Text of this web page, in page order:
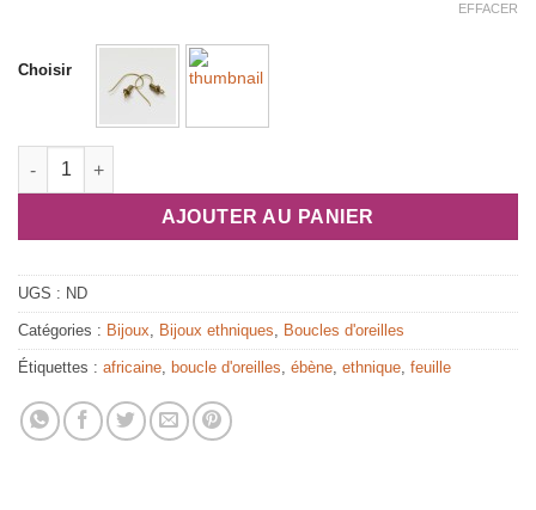
Choisir
EFFACER
quantité de Boucles d'oreilles africaine en bois d'ébène : feuille
AJOUTER AU PANIER
UGS : ND
Catégories : Bijoux Bijoux ethniques Boucles d'oreilles
Étiquettes : africaine boucle d'oreilles ébène ethnique feuille